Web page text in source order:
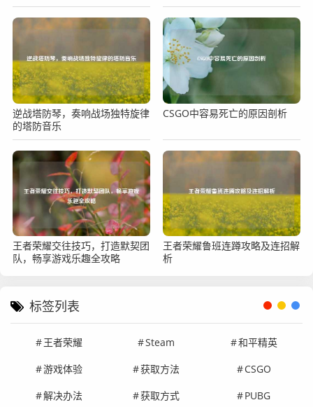
逆战塔防琴，奏响战场独特旋律
的塔防音乐
CSGO中容易死亡的原因剖析
王者荣耀交往技巧，打造默契团
队，畅享游戏乐趣全攻略
王者荣耀鲁班连蹲攻略及连招解
析
标签列表
王者荣耀 Steam
和平精英
游戏体验
获取方法
CSGO
解决办法
获取方式 PUBG